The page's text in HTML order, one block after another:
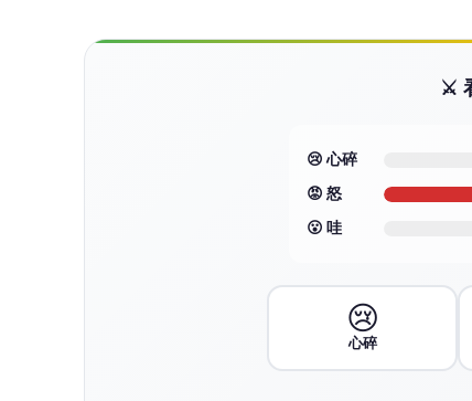
⚔️
😢 心碎
😡 怒
😮 哇
😢
心碎